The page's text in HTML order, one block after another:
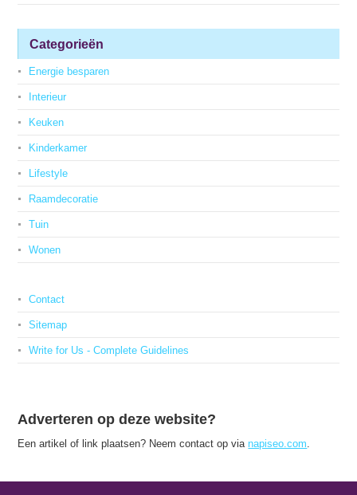
Categorieën
Energie besparen
Interieur
Keuken
Kinderkamer
Lifestyle
Raamdecoratie
Tuin
Wonen
Contact
Sitemap
Write for Us - Complete Guidelines
Adverteren op deze website?
Een artikel of link plaatsen? Neem contact op vianapiseo.com